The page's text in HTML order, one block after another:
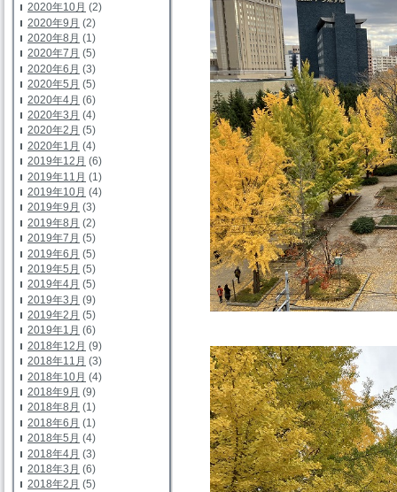
2020年10月 (2)
2020年9月 (2)
2020年8月 (1)
2020年7月 (5)
2020年6月 (3)
2020年5月 (5)
2020年4月 (6)
2020年3月 (4)
2020年2月 (5)
2020年1月 (4)
2019年12月 (6)
2019年11月 (1)
2019年10月 (4)
2019年9月 (3)
2019年8月 (2)
2019年7月 (5)
2019年6月 (5)
2019年5月 (5)
2019年4月 (5)
2019年3月 (9)
2019年2月 (5)
2019年1月 (6)
2018年12月 (9)
2018年11月 (3)
2018年10月 (4)
2018年9月 (9)
2018年8月 (1)
2018年6月 (1)
2018年5月 (4)
2018年4月 (3)
2018年3月 (6)
2018年2月 (5)